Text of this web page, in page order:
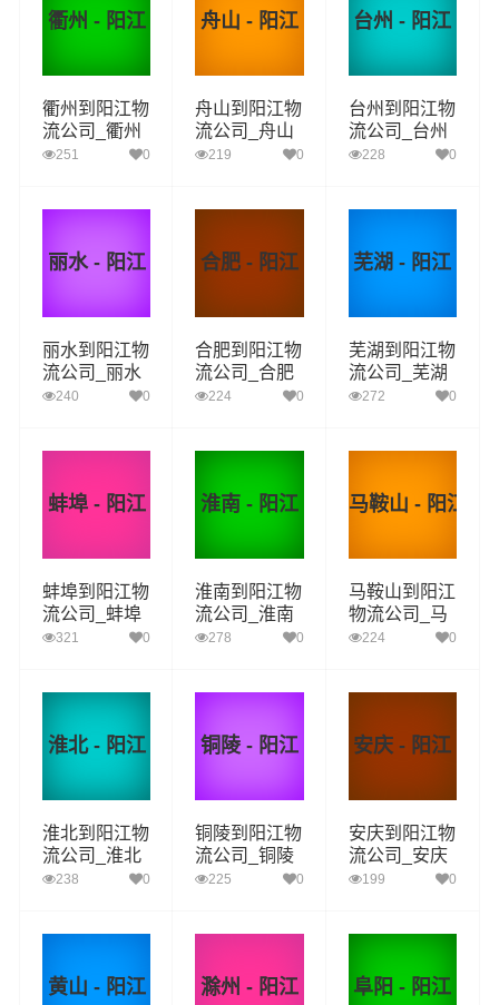
衢州 - 阳江
衢州到阳江物
流公司_衢州
到阳江货运_
251 0
舟山 - 阳江
舟山到阳江物
流公司_舟山
到阳江货运_
219 0
台州 - 阳江
台州到阳江物
流公司_台州
到阳江货运_
228 0
丽水 - 阳江
丽水到阳江物
流公司_丽水
到阳江货运_
240 0
合肥 - 阳江
合肥到阳江物
流公司_合肥
到阳江货运_
224 0
芜湖 - 阳江
芜湖到阳江物
流公司_芜湖
到阳江货运_
272 0
蚌埠 - 阳江
蚌埠到阳江物
流公司_蚌埠
到阳江货运_
321 0
淮南 - 阳江
淮南到阳江物
流公司_淮南
到阳江货运_
278 0
马鞍山 - 阳江
马鞍山到阳江
物流公司_马
鞍山到阳江货
224 0
淮北 - 阳江
淮北到阳江物
流公司_淮北
到阳江货运_
238 0
铜陵 - 阳江
铜陵到阳江物
流公司_铜陵
到阳江货运_
225 0
安庆 - 阳江
安庆到阳江物
流公司_安庆
到阳江货运_
199 0
黄山 - 阳江 滁州 - 阳江 阜阳 - 阳江